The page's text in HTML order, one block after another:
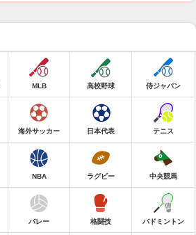
MLB 高校野球 侍ジャパン
海外サッカー 日本代表 テニス
NBA ラグビー 中央競馬
バレー 格闘技 バドミントン